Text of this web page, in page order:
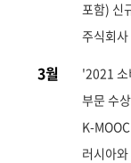
포함) 신
주식회
3월
'2021 소
부문 수상
K-
러시아